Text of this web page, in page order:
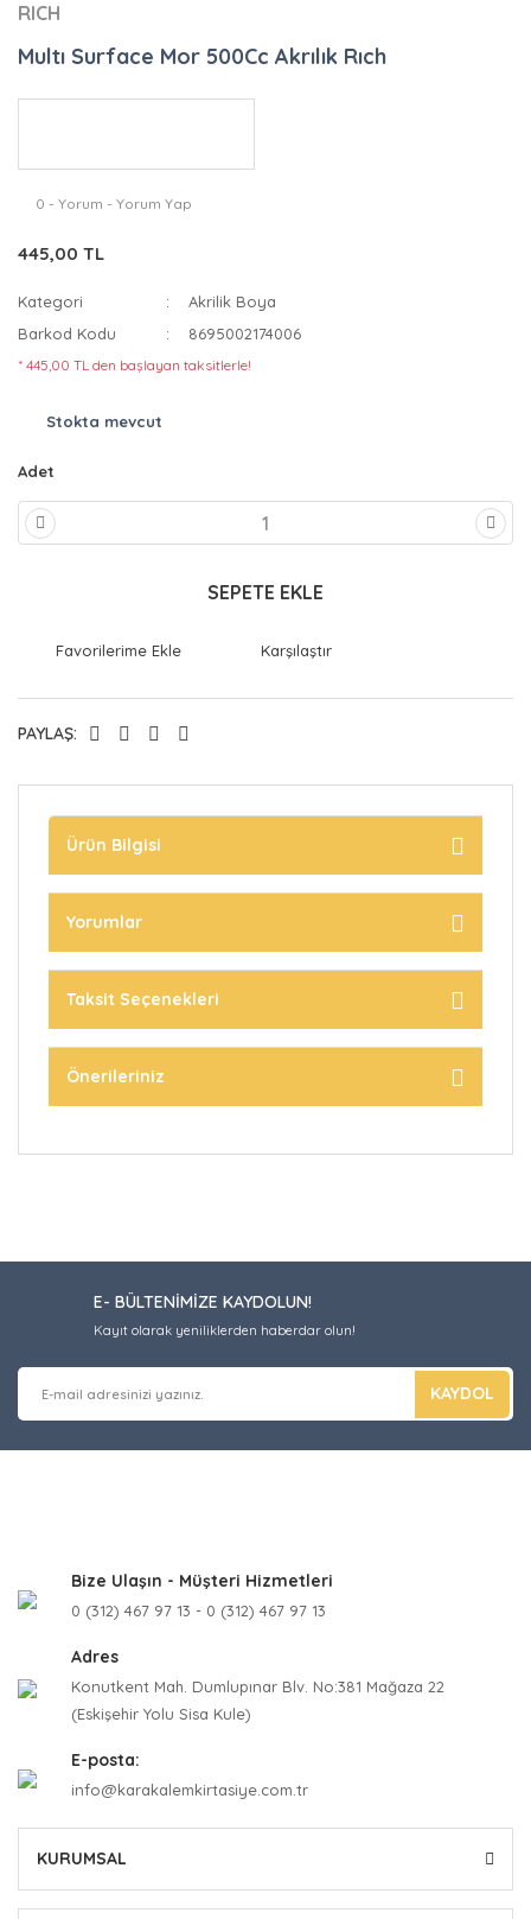
RICH
Multı Surface Mor 500Cc Akrılık Rıch
0 - Yorum - Yorum Yap
445,00 TL
Kategori
Akrilik Boya
Barkod Kodu
8695002174006
* 445,00 TL den başlayan taksitlerle!
Stokta mevcut
Adet
SEPETE EKLE
Karşılaştır
PAYLAŞ:
Ürün Bilgisi
Yorumlar
Taksit Seçenekleri
Önerileriniz
E- BÜLTENİMİZE KAYDOLUN!
Kayıt olarak yeniliklerden haberdar olun!
KAYDOL
Bize Ulaşın - Müşteri Hizmetleri
0 (312) 467 97 13 - 0 (312) 467 97 13
Adres
Konutkent Mah. Dumlupınar Blv. No:381 Mağaza 22
(Eskişehir Yolu Sisa Kule)
E-posta:
info@karakalemkirtasiye.com.tr
KURUMSAL